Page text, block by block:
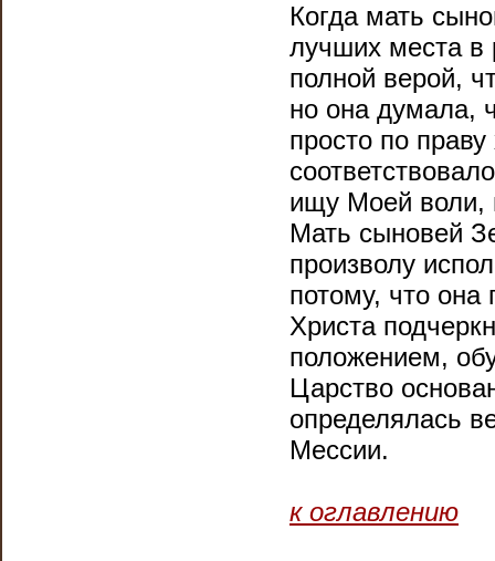
Когда мать
лучших места в
полной верой,
но она думала,
просто по
ищу Моей воли,
Мать сыновей
произволу
потому, что
Христа
положением,
Царство
определялась
Мессии.
к оглавлению